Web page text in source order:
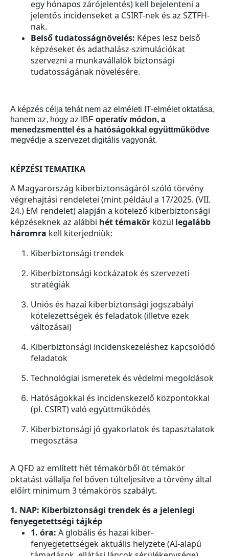
egy hónapos zárójelentés) kell bejelenteni a
jelentős incidenseket a CSIRT-nek és az SZTFH-
nak.
Belső tudatosságnövelés: Képes lesz belső
képzéseket és adathalász-szimulációkat
szervezni a munkavállalók biztonsági
tudatosságának növelésére.
A képzés célja tehát nem az elméleti IT-elmélet oktatása,
hanem az, hogy az IBF operatív módon, a
menedzsmenttel és a hatóságokkal együttműködve
megvédje a szervezet digitális vagyonát.
KÉPZÉSI TEMATIKA
A Magyarország kiberbiztonságáról szóló törvény
végrehajtási rendeletei (mint például a 17/2025. (VII.
24.) EM rendelet) alapján a kötelező kiberbiztonsági
képzéseknek az alábbi hét témakör közül legalább
háromra kell kiterjedniük:
Kiberbiztonsági trendek
Kiberbiztonsági kockázatok és szervezeti
stratégiák
Uniós és hazai kiberbiztonsági jogszabályi
kötelezettségek és feladatok (illetve ezek
változásai)
Kiberbiztonsági incidenskezeléshez kapcsolódó
feladatok
Technológiai ismeretek és védelmi megoldások
Hatóságokkal és incidenskezelő központokkal
(pl. CSIRT) való együttműködés
Kiberbiztonsági jó gyakorlatok és tapasztalatok
megosztása
A QFD az említett hét témakörből öt témakör
oktatást vállalja fel bőven túlteljesítve a törvény által
előírt minimum 3 témakörös szabályt.
1. NAP: Kiberbiztonsági trendek és a jelenlegi
fenyegetettségi tájkép
1. óra: A globális és hazai kiber-
fenyegetettségek aktuális helyzete (AI-alapú